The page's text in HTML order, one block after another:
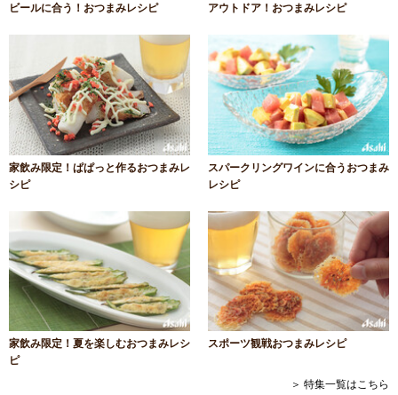
ビールに合う！おつまみレシピ アウトドア！おつまみレシピ
家飲み限定！ぱぱっと作るおつまみレ
シピ
スパークリングワインに合うおつまみ
レシピ
家飲み限定！夏を楽しむおつまみレシ
ピ
スポーツ観戦おつまみレシピ
＞ 特集一覧はこちら